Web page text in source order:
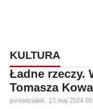
KULTURA
Ładne rzeczy.
Tomasza
poniedziałek, 13 maj 2024